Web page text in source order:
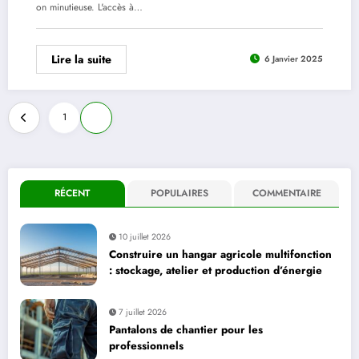
on minutieuse. L'accès à…
Lire la suite 6 Janvier 2025
Pagination
des
publications
1
RÉCENT POPULAIRES COMMENTAIRE
10 juillet 2026
Construire un hangar agricole multifonction
: stockage, atelier et production d’énergie
7 juillet 2026
Pantalons de chantier pour les
professionnels